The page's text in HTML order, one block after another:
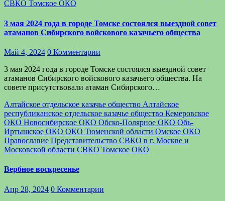
СВКО Томское ОКО
3 мая 2024 года в городе Томске состоялся выездной совет
атаманов Сибирского войскового казачьего общества
Май 4, 2024 0 Комментарии
3 мая 2024 года в городе Томске состоялся выездной совет
атаманов Сибирского войскового казачьего общества. На
совете присутствовали атаман Сибирского…
Алтайское отдельское казачье общество Алтайское
республиканское отдельское казачье общество Кемеровское
ОКО Новосибирское ОКО Обско-Полярное ОКО Обь-
Иртышское ОКО ОКО Тюменской области Омское ОКО
Православие Представительство СВКО в г. Москве и
Московской области СВКО Томское ОКО
Вербное воскресенье
Апр 28, 2024 0 Комментарии